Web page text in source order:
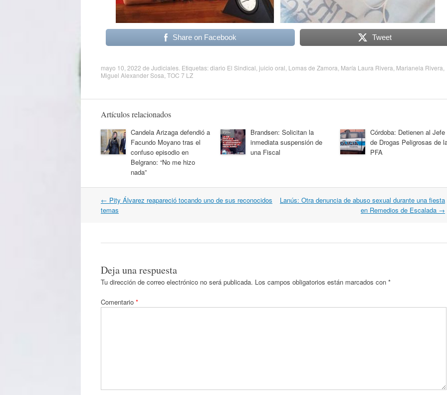
Share on Facebook Tweet
mayo 10, 2022 de Judiciales . Etiquetas:diario El Sindical juicio oral Lomas de Zamora María Laura Rivera Marianela Rivera
Miguel Alexander Sosa TOC 7 LZ
Artículos relacionados
Candela Arizaga defendió a
Facundo Moyano tras el
confuso episodio en
Belgrano: “No me hizo
nada”
Brandsen: Solicitan la
inmediata suspensión de
una Fiscal
Córdoba: Detienen al Jefe
de Drogas Peligrosas de
PFA
Navegación
por
← Pity Álvarez reapareció tocando uno de sus reconocidos
temas
Lanús: Otra denuncia de abuso sexual durante una fiesta
en Remedios de Escalada →
Deja una respuesta
Tu dirección de correo electrónico no será publicada. Los campos obligatorios están marcados con *
Comentario *